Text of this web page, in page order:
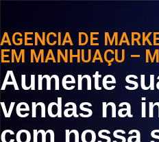
AGENCIA DE
EM MANHUAÇU –
Aumente
vendas na
com nossa